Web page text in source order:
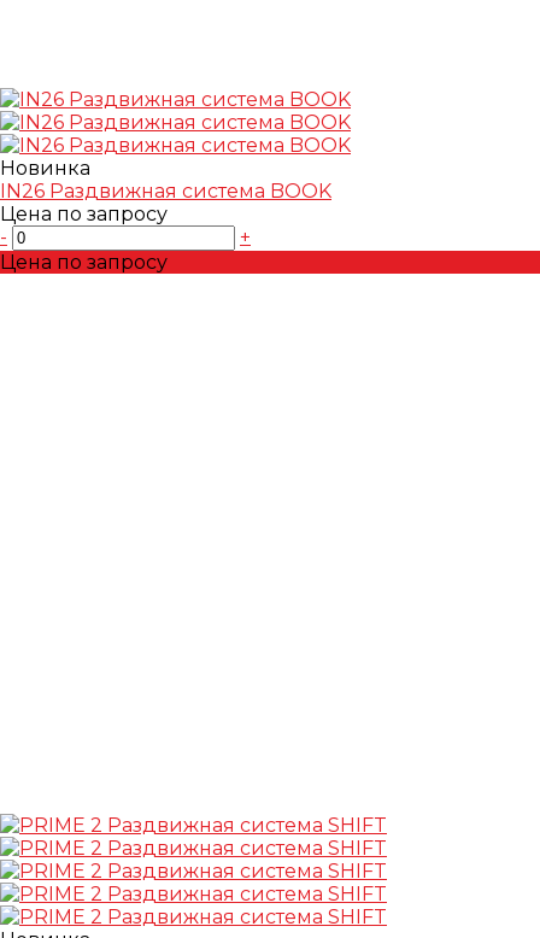
Новинка
IN26 Раздвижная система BOOK
Цена по запросу
-
+
Цена по запросу